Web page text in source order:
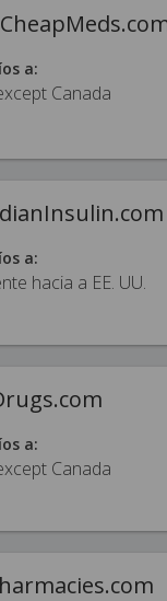
a:
Canada
a:
hacia a EE. UU.
a:
Canada